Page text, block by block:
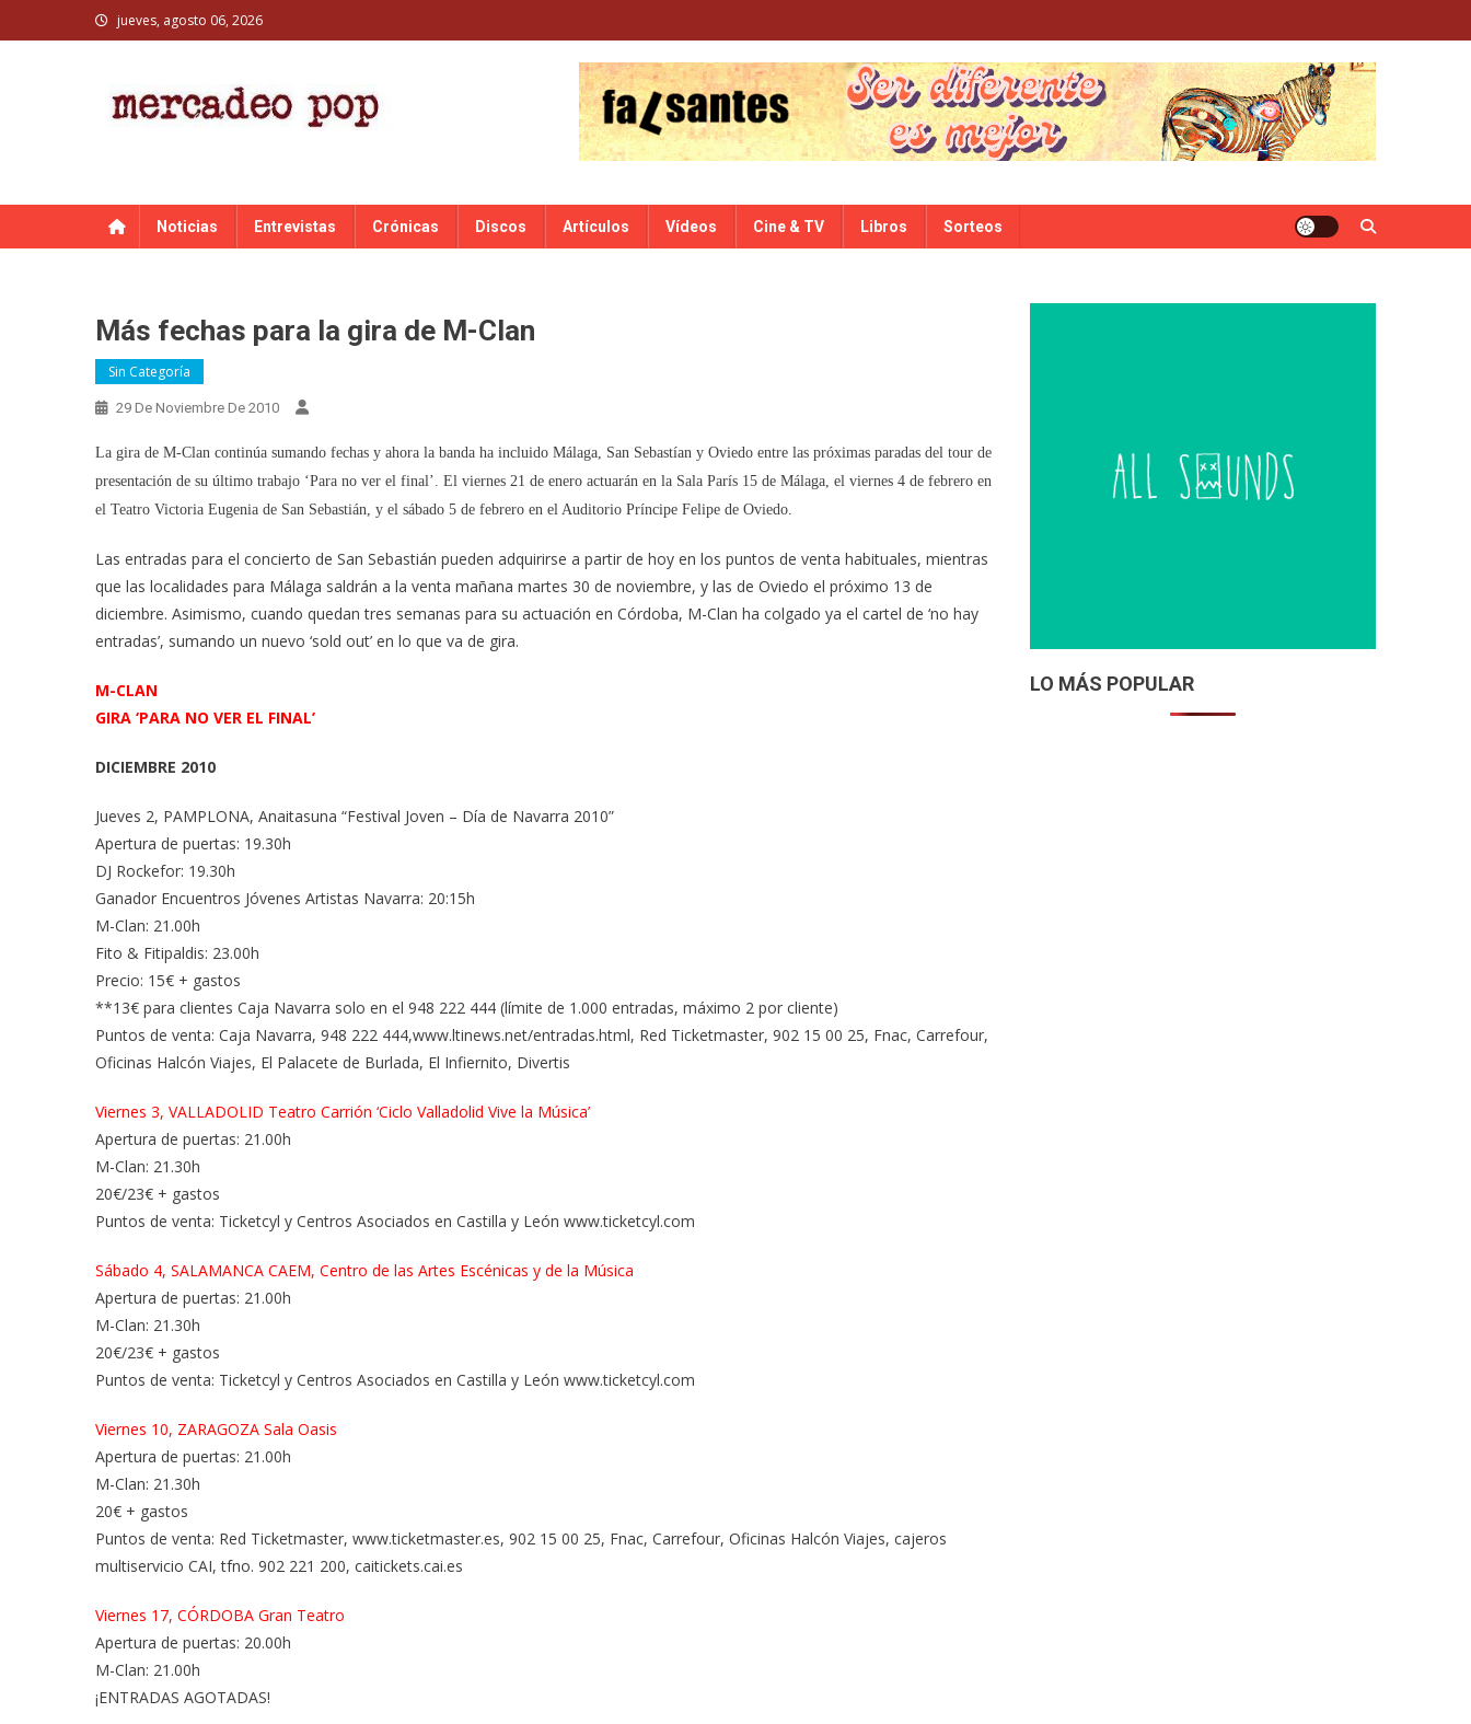
to
jueves, agosto 06, 2026
Noticias Entrevistas Crónicas Discos Artículos Vídeos Cine & TV Libros Sorteos
Más fechas para la gira de M-Clan
Sin Categoría
29 De Noviembre De 2010
La gira de M-Clan continúa sumando fechas y ahora la banda ha incluido Málaga, San Sebastían y Oviedo entre las próximas paradas del tour de
presentación de su último trabajo ‘Para no ver el final’. El viernes 21 de enero actuarán en la Sala París 15 de Málaga, el viernes 4 de febrero en
el Teatro Victoria Eugenia de San Sebastián, y el sábado 5 de febrero en el Auditorio Príncipe Felipe de Oviedo.
Las entradas para el concierto de San Sebastián pueden adquirirse a partir de hoy en los puntos de venta habituales, mientras
que las localidades para Málaga saldrán a la venta mañana martes 30 de noviembre, y las de Oviedo el próximo 13 de
diciembre. Asimismo, cuando quedan tres semanas para su actuación en Córdoba, M-Clan ha colgado ya el cartel de ‘no hay
entradas’, sumando un nuevo ‘sold out’ en lo que va de gira.
M-CLAN
GIRA ‘PARA NO VER EL FINAL’
DICIEMBRE 2010
Jueves 2, PAMPLONA, Anaitasuna “Festival Joven – Día de Navarra 2010”
Apertura de puertas: 19.30h
DJ Rockefor: 19.30h
Ganador Encuentros Jóvenes Artistas Navarra: 20:15h
M-Clan: 21.00h
Fito & Fitipaldis: 23.00h
Precio: 15€ + gastos
**13€ para clientes Caja Navarra solo en el 948 222 444 (límite de 1.000 entradas, máximo 2 por cliente)
Puntos de venta: Caja Navarra, 948 222 444,www.ltinews.net/entradas.html, Red Ticketmaster, 902 15 00 25, Fnac, Carrefour,
Oficinas Halcón Viajes, El Palacete de Burlada, El Infiernito, Divertis
Viernes 3, VALLADOLID Teatro Carrión ‘Ciclo Valladolid Vive la Música’
Apertura de puertas: 21.00h
M-Clan: 21.30h
20€/23€ + gastos
Puntos de venta: Ticketcyl y Centros Asociados en Castilla y León www.ticketcyl.com
Sábado 4, SALAMANCA CAEM, Centro de las Artes Escénicas y de la Música
Apertura de puertas: 21.00h
M-Clan: 21.30h
20€/23€ + gastos
Puntos de venta: Ticketcyl y Centros Asociados en Castilla y León www.ticketcyl.com
Viernes 10, ZARAGOZA Sala Oasis
Apertura de puertas: 21.00h
M-Clan: 21.30h
20€ + gastos
Puntos de venta: Red Ticketmaster, www.ticketmaster.es, 902 15 00 25, Fnac, Carrefour, Oficinas Halcón Viajes, cajeros
multiservicio CAI, tfno. 902 221 200, caitickets.cai.es
Viernes 17, CÓRDOBA Gran Teatro
Apertura de puertas: 20.00h
M-Clan: 21.00h
¡ENTRADAS AGOTADAS!
LO MÁS POPULAR